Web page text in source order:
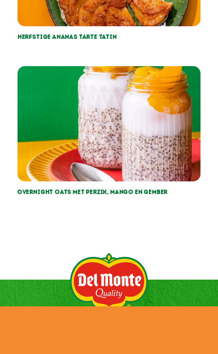
Herfstige Ananas tarte tatin
Overnight oats met perzik, mango en gember